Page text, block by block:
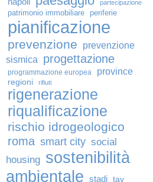
partecipazione
patrimonio immobiliare periferie
pianificazione
prevenzione
prevenzione
sismica
progettazione
programmazione europea province
regioni rifiuti
rigenerazione
riqualificazione
rischio idrogeologico
roma smart city social
housing sostenibilità
ambientale stadi tav